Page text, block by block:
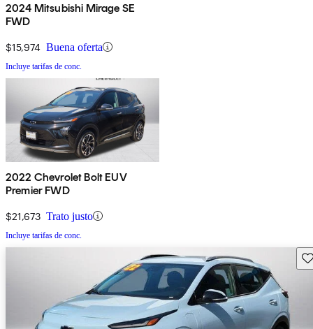
2024 Mitsubishi Mirage SE
FWD
$15,974 Buena oferta
Incluye tarifas de conc.
2022 Chevrolet Bolt EUV
Premier FWD
$21,673 Trato justo
Incluye tarifas de conc.